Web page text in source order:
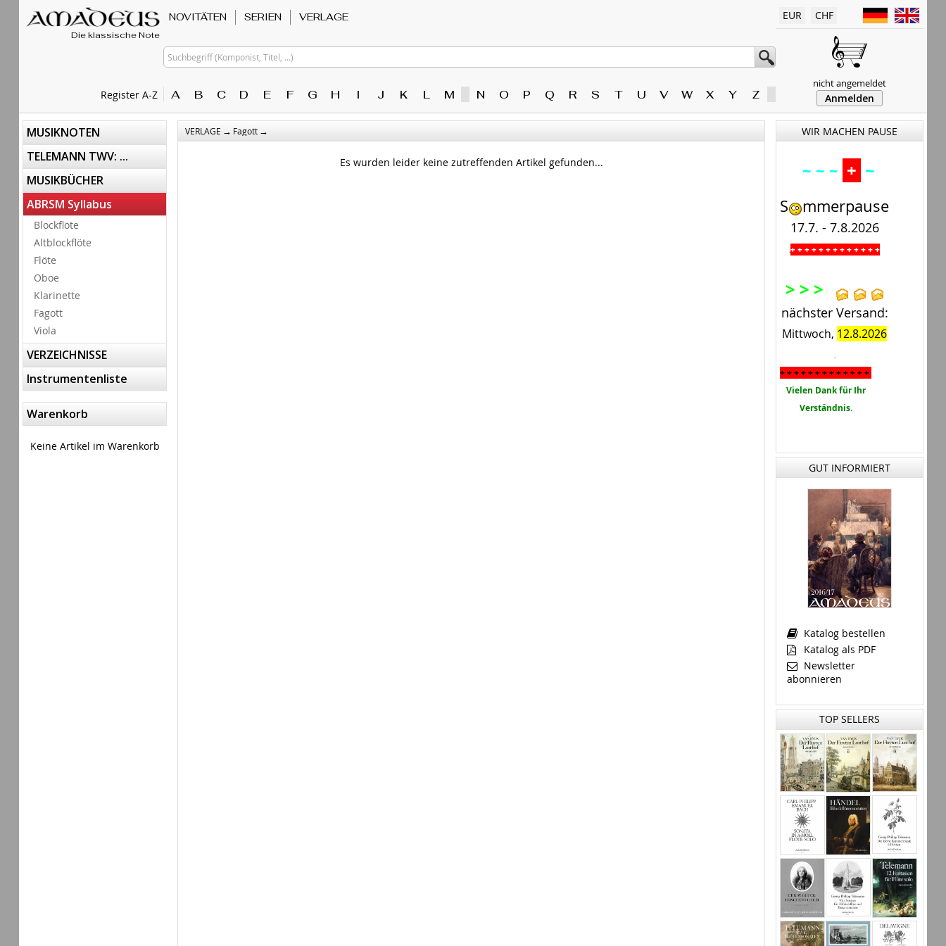
Die klassische Note
Register A-Z
NOVITÄTEN SERIEN VERLAGE
Suchbegriff (Komponist, Titel, ...)
A B C D E F G H I J K L M N O P Q R S T U V W X Y Z
EUR CHF
nicht angemeldet
Anmelden
MUSIKNOTEN
TELEMANN TWV: ...
MUSIKBÜCHER
ABRSM Syllabus
Blockflöte
Altblockflöte
Flöte
Oboe
Klarinette
Fagott
Viola
VERZEICHNISSE
Instrumentenliste
Warenkorb
Keine Artikel im Warenkorb
VERLAGE → Fagott →
Es wurden leider keine zutreffenden Artikel gefunden...
WIR MACHEN PAUSE
~ ~ ~ + ~
S mmerpause
17.7. - 7.8.2026
.+ + + + + + + + + + + + +
> > >
nächster Versand:
Mittwoch, 12.8.2026
.
+ + + + + + + + + + + + +
Vielen Dank für Ihr
Verständnis.
GUT INFORMIERT
Katalog bestellen
Katalog als PDF
Newsletter
abonnieren
TOP SELLERS